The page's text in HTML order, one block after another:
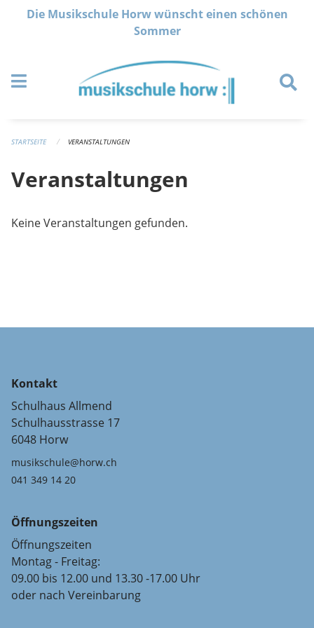
Navigation überspringen
Die Musikschule Horw wünscht einen schönen
Sommer
STARTSEITE VERANSTALTUNGEN
Veranstaltungen
Keine Veranstaltungen gefunden.
Kontakt
Schulhaus Allmend
Schulhausstrasse 17
6048 Horw
musikschule@horw.ch
041 349 14 20
Öffnungszeiten
Öffnungszeiten
Montag - Freitag:
09.00 bis 12.00 und 13.30 -17.00 Uhr
oder nach Vereinbarung